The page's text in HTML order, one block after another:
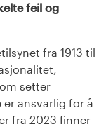
feil og
fra 1913 til
setter
ansvarlig for å
fra 2023 finner